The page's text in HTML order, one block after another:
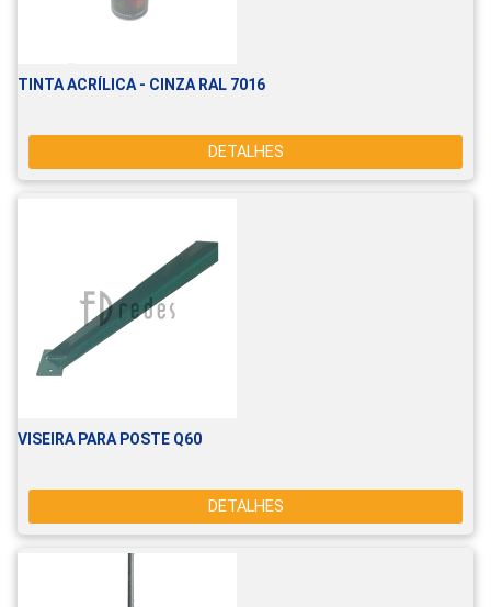
TINTA ACRÍLICA - CINZA RAL 7016
DETALHES
VISEIRA PARA POSTE Q60
DETALHES